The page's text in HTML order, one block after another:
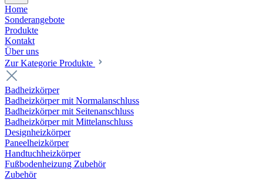
Home
Sonderangebote
Produkte
Kontakt
Über uns
Zur Kategorie Produkte
Badheizkörper
Badheizkörper mit Normalanschluss
Badheizkörper mit Seitenanschluss
Badheizkörper mit Mittelanschluss
Designheizkörper
Paneelheizkörper
Handtuchheizkörper
Fußbodenheizung Zubehör
Zubehör